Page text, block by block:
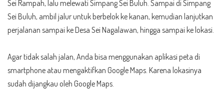
Sei Rampah, lalu melewati Simpang Sei Buluh. Sampai di Simpang
Sei Buluh, ambil jalur untuk berbelok ke kanan, kemudian lanjutkan
perjalanan sampai ke Desa Sei Nagalawan, hingga sampai ke lokasi.
Agar tidak salah jalan, Anda bisa menggunakan aplikasi peta di
smartphone atau mengaktifkan Google Maps. Karena lokasinya
sudah dijangkau oleh Google Maps.